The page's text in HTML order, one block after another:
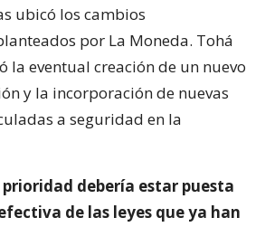
ubicó los cambios
por La Moneda. Tohá
la eventual creación de un nuevo
y la incorporación de nuevas
a seguridad en la
prioridad debería estar puesta
de las leyes que ya han